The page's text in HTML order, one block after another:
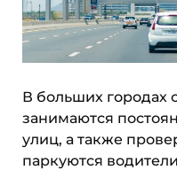
В больших городах
занимаются
улиц, а также
паркуются